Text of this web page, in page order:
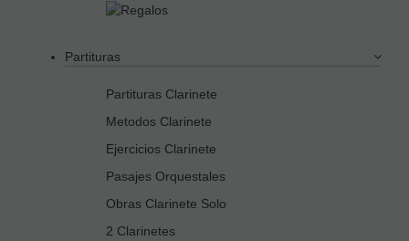
Partituras
Partituras Clarinete
Metodos Clarinete
Ejercicios Clarinete
Pasajes Orquestales
Obras Clarinete Solo
2 Clarinetes